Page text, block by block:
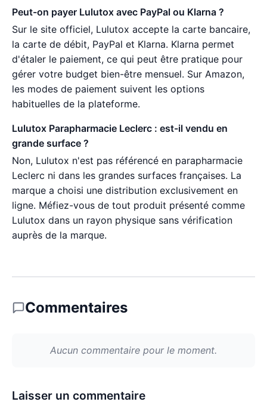
Peut-on payer Lulutox avec PayPal ou Klarna ?
Sur le site officiel, Lulutox accepte la carte bancaire,
la carte de débit, PayPal et Klarna. Klarna permet
d'étaler le paiement, ce qui peut être pratique pour
gérer votre budget bien-être mensuel. Sur Amazon,
les modes de paiement suivent les options
habituelles de la plateforme.
Lulutox Parapharmacie Leclerc : est-il vendu en
grande surface ?
Non, Lulutox n'est pas référencé en parapharmacie
Leclerc ni dans les grandes surfaces françaises. La
marque a choisi une distribution exclusivement en
ligne. Méfiez-vous de tout produit présenté comme
Lulutox dans un rayon physique sans vérification
auprès de la marque.
Commentaires
Aucun commentaire pour le moment.
Laisser un commentaire